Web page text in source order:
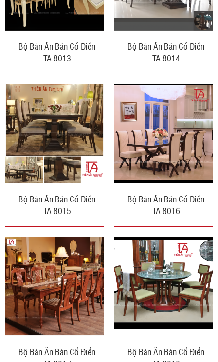
Bộ Bàn Ăn Bán Cổ Điển
TA 8013
Bộ Bàn Ăn Bán Cổ Điển
TA 8014
Bộ Bàn Ăn Bán Cổ Điển
TA 8015
Bộ Bàn Ăn Bán Cổ Điển
TA 8016
Bộ Bàn Ăn Bán Cổ Điển
Bộ Bàn Ăn Bán Cổ Điển